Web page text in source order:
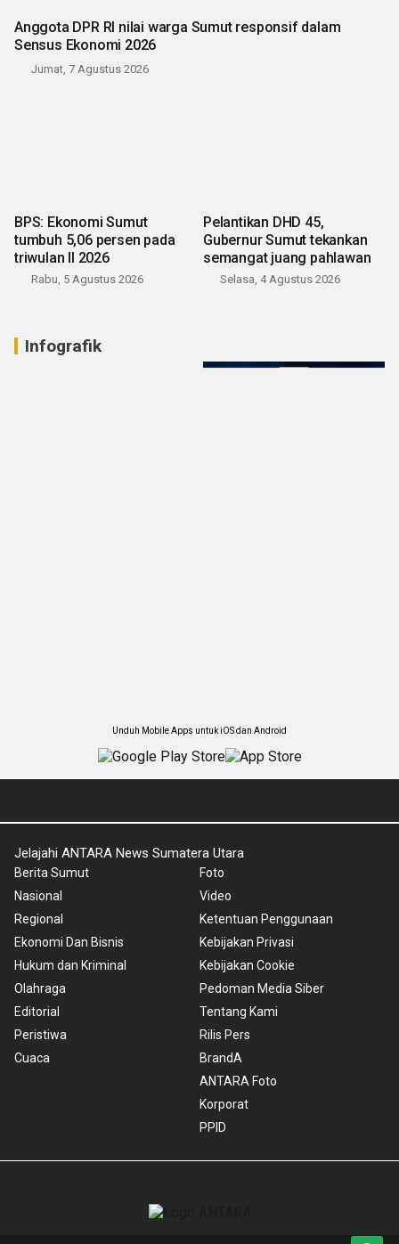
Anggota DPR RI nilai warga Sumut responsif dalam
Sensus Ekonomi 2026
Jumat, 7 Agustus 2026
BPS: Ekonomi Sumut
tumbuh 5,06 persen pada
triwulan II 2026
Rabu, 5 Agustus 2026
Pelantikan DHD 45,
Gubernur Sumut tekankan
semangat juang pahlawan
Selasa, 4 Agustus 2026
Infografik
Unduh Mobile Apps untuk iOS dan Android
Jelajahi ANTARA News Sumatera Utara
Berita Sumut
Nasional
Regional
Ekonomi Dan Bisnis
Hukum dan Kriminal
Olahraga
Editorial
Peristiwa
Cuaca
Foto
Video
Ketentuan Penggunaan
Kebijakan Privasi
Kebijakan Cookie
Pedoman Media Siber
Tentang Kami
Rilis Pers
BrandA
ANTARA Foto
Korporat
PPID